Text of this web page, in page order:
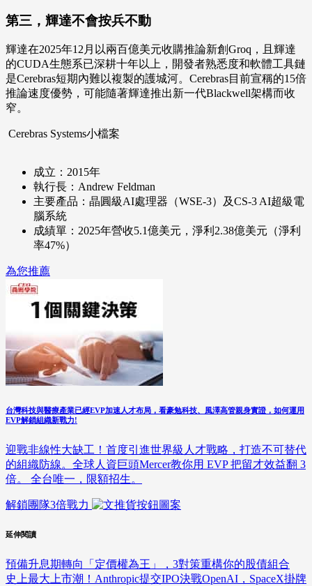
第三，輝達不會按兵不動
輝達在2025年12月以兩百億美元收購推論新創Groq，且輝達
的CUDA生態系已深耕十年以上，開發者熟悉度和軟體工具鏈
是Cerebras短期內難以複製的護城河。Cerebras目前宣稱的15倍
推論速度優勢，可能隨著輝達推出新一代Blackwell架構而收
窄。
Cerebras Systems小檔案
成立：2015年
執行長：Andrew Feldman
主要產品：晶圓級AI處理器（WSE-3）及CS-3 AI超級電
腦系統
成績單：2025年營收5.1億美元，淨利2.38億美元（淨利
率47%）
為您推薦
台灣科技與醫療產業已經EVP加速人才布局，看豪勉科技、風澤高管親身實證，如何運用
EVP解鎖組織新戰力!
迎戰非線性大缺工！首度引進世界級人才戰略，打造不可替代
的組織防線。全球人資巨頭Mercer教你用 EVP 把留才效益翻 3
倍。 全台唯一，限額招生。
解鎖團隊3倍戰力
延伸閱讀
預備升息期轉向「定價權為王」，3對策重構你的股債組合
史上最大上市潮！Anthropic提交IPO決戰OpenAI，SpaceX掛牌